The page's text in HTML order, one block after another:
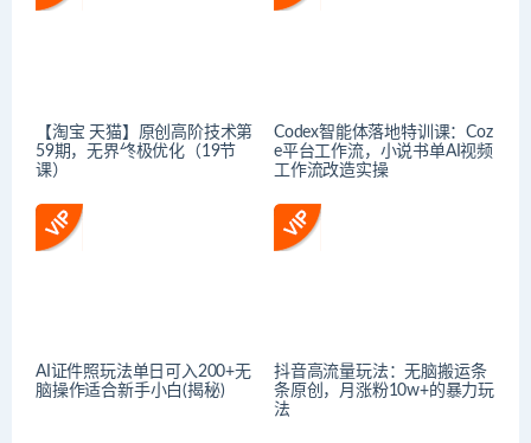
【淘宝 天猫】原创高阶技术第
59期，无界终极优化（19节
课）
Codex智能体落地特训课：Coz
e平台工作流，小说书单AI视频
工作流改造实操
AI证件照玩法单日可入200+无
脑操作适合新手小白(揭秘)
抖音高流量玩法：无脑搬运条
条原创，月涨粉10w+的暴力玩
法